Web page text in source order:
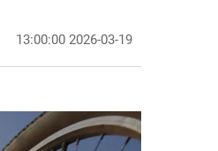
2026-03-19 13:00:00